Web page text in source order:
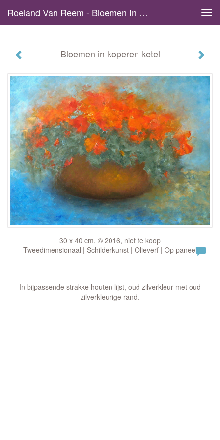
Roeland Van Reem - Bloemen In Koperen Ketel
Bloemen in koperen ketel
30 x 40 cm, © 2016, niet te koop
Tweedimensionaal | Schilderkunst | Olieverf | Op paneel
In bijpassende strakke houten lijst, oud zilverkleur met oud
zilverkleurige rand.